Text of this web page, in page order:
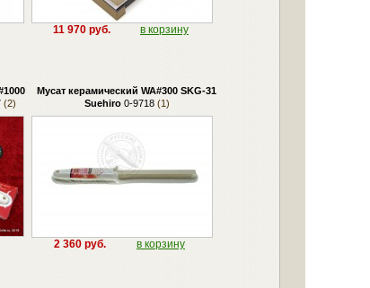
11 970 руб. в корзину
(2)
Мусат керамический WA#300 SKG-31
Suehiro0-9718(1)
2 360 руб. в корзину